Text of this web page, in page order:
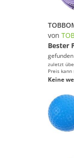
von
Bester
zuletzt
Preis
Keine